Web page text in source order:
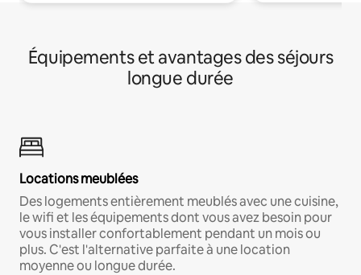
Équipements et avantages des séjours
longue durée
Locations meublées
Des logements entièrement meublés avec une cuisine,
le wifi et les équipements dont vous avez besoin pour
vous installer confortablement pendant un mois ou
plus. C'est l'alternative parfaite à une location
moyenne ou longue durée.